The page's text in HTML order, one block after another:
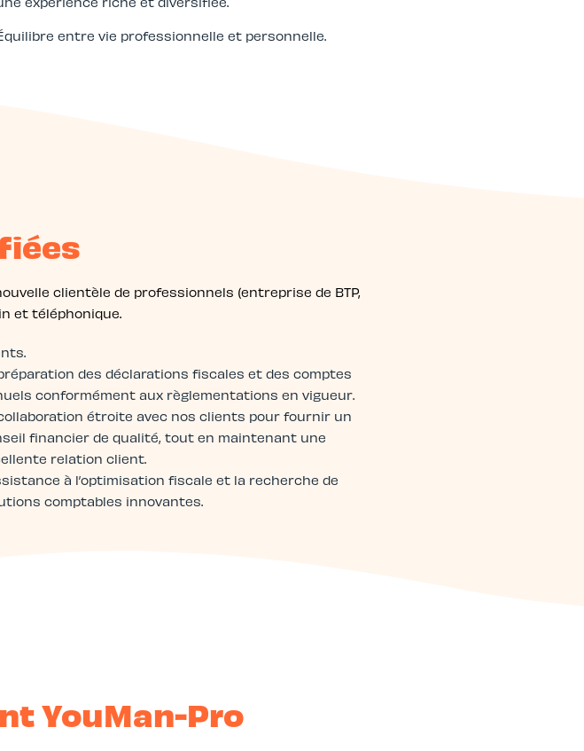
entre vie professionnelle et personnelle.
clientèle de professionnels (entreprise de BTP,
et téléphonique.
des déclarations fiscales et des comptes
conformément aux règlementations en vigueur.
étroite avec nos clients pour fournir un
financier de qualité, tout en maintenant une
relation client.
à l’optimisation fiscale et la recherche de
comptables innovantes.
YouMan-Pro